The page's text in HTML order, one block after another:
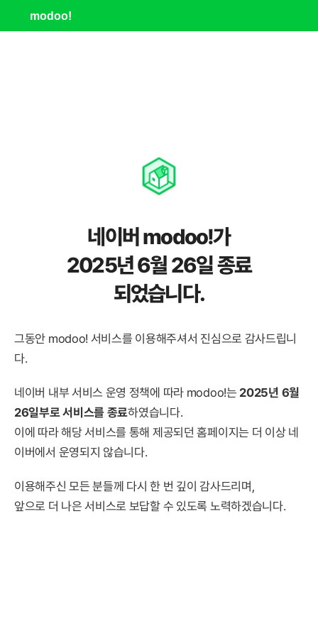
modoo!
네이버 modoo!가
2025년 6월 26일 종료
되었습니다.
그동안 modoo! 서비스를 이용해주셔서 진심으로 감사드립니
다.
네이버 내부 서비스 운영 정책에 따라 modoo!는 2025년 6월
26일부로 서비스를 종료하였습니다.
이에 따라 해당 서비스를 통해 제공되던 홈페이지는 더 이상 네
이버에서 운영되지 않습니다.
이용해주신 모든 분들께 다시 한 번 깊이 감사드리며,
앞으로 더 나은 서비스로 보답할 수 있도록 노력하겠습니다.